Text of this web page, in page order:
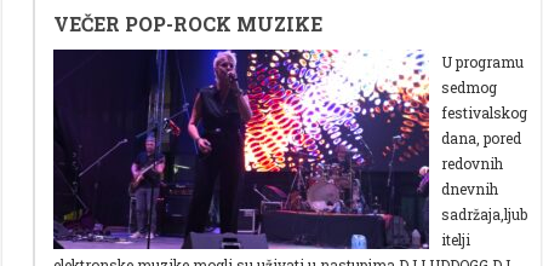
VEČER POP-ROCK MUZIKE
U programu
sedmog
festivalskog
dana, pored
redovnih
dnevnih
sadržaja,ljub
itelji